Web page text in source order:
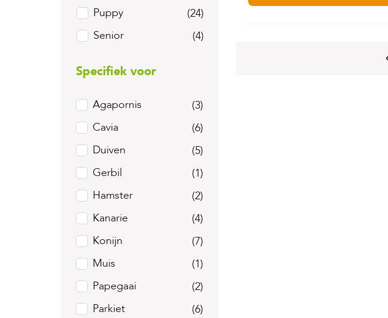
Puppy
(24)
Senior
(4)
Specifiek voor
Agapornis
(3)
Cavia
(6)
Duiven
(5)
Gerbil
(1)
Hamster
(2)
Kanarie
(4)
Konijn
(7)
Muis
(1)
Papegaai
(2)
Parkiet
(6)